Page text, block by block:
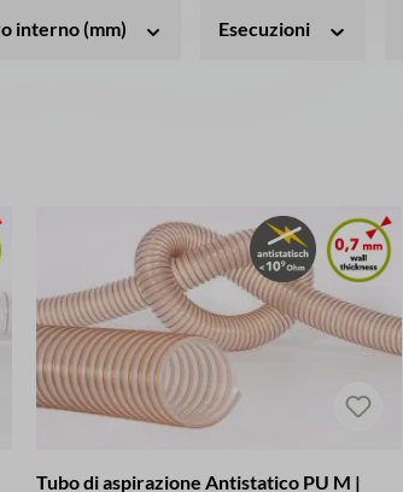
interno (mm) Esecuzioni
Tubo di aspirazione Antistatico PU M |